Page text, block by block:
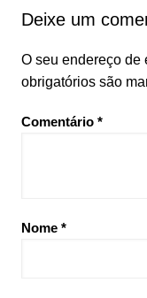
Deixe um
O seu endereço de
obrigatórios são
Comentário *
Nome *